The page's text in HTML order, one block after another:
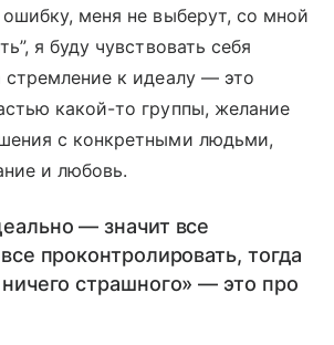
меня не выберут, со мной
я буду чувствовать себя
стремление к идеалу — это
какой-то группы, желание
с конкретными людьми,
и любовь.
— значит все
проконтролировать, тогда
ничего страшного» — это про